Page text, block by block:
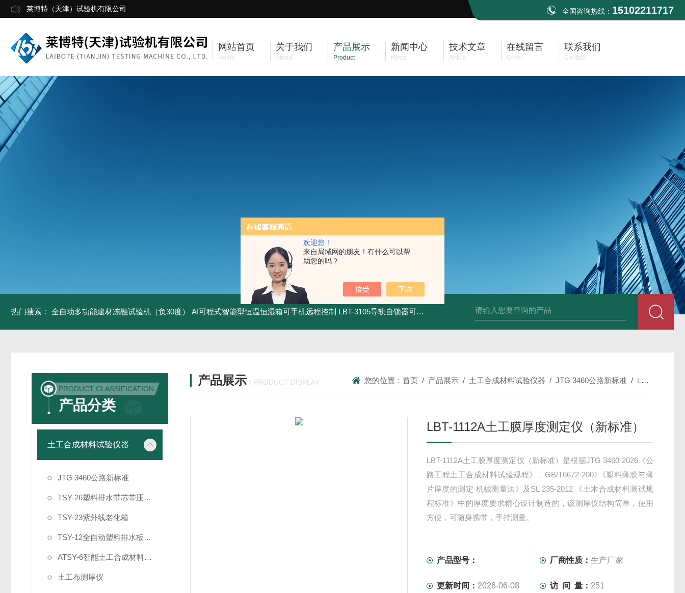
欢迎您！
来自局域网的朋友！有什么可以帮
助您的吗？
莱博特（天津）试验机有限公司 全国咨询热线： 15102211717
网站首页
Home
关于我们
About
产品展示
Product
新闻中心
News
技术文章
Article
在线留言
Order
联系我们
Contact
热门搜索： 全自动多功能建材冻融试验机（负30度） AI可程式智能型恒温恒湿箱可手机远程控制 LBT-3105导轨自锁器可靠性锁止性能试验机 全自动多功能建材冻融试验机（负50度） TG-17A塑料薄
PRODUCT CLASSIFICATION
产品分类
土工合成材料试验仪器
JTG 3460公路新标准
TSY-26塑料排水带芯带压屈强度试验机
TSY-23紫外线老化箱
TSY-12全自动塑料排水板纵向通水量测定仪
ATSY-6智能土工合成材料制样系统
土工布测厚仪
产品展示 / PRODUCT DISPLAY 您的位置：首页 / 产品展示 / 土工合成材料试验仪器 /JTG 3460公路新标准 / LBT-1112A土工膜厚度测定仪（新标准）
LBT-1112A土工膜厚度测定仪（新标准）
LBT-1112A土工膜厚度测定仪（新标准）是根据JTG 3460-2026《公
路工程土工合成材料试验规程》、GB/T6672-2001《塑料薄膜与薄
片厚度的测定 机械测量法》及SL 235-2012 《土木合成材料测试规
程标准》中的厚度要求精心设计制造的，该测厚仪结构简单，使用
方便，可随身携带，手持测量。
产品型号： 厂商性质：生产厂家
更新时间： 2026-06-08 访 问 量： 251